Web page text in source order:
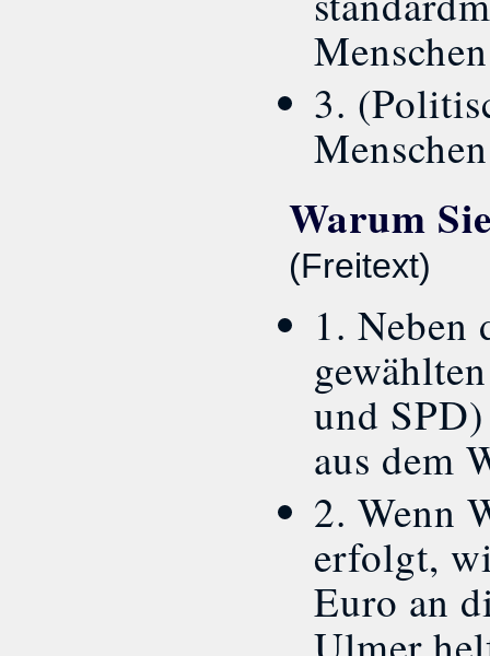
3.
Warum
(Freitext)
1. Neben
und
aus dem
2. Wenn
erfolgt,
Euro an